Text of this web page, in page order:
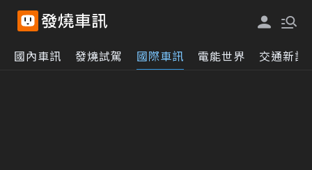
國內車訊 發燒試駕 國際車訊 電能世界 交通新訊